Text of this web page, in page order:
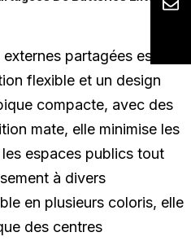
partagées est
flexible et un design
compacte, avec des
mate, elle minimise les
espaces publics tout
à divers
en plusieurs coloris, elle
des centres